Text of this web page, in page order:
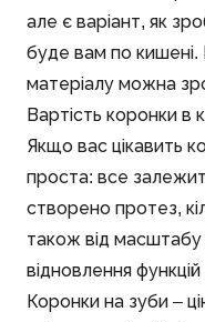
але є варіант, як
буде вам по кишені.
матеріалу можна
Вартість коронки в
Якщо вас цікавить
проста: все
створено протез,
також від
відновлення
Коронки на зуби –